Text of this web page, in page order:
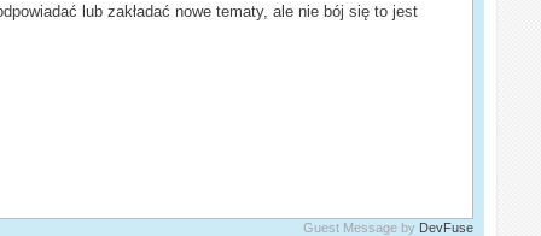
lub zakładać nowe tematy, ale nie bój się to jest
Guest Message by DevFuse